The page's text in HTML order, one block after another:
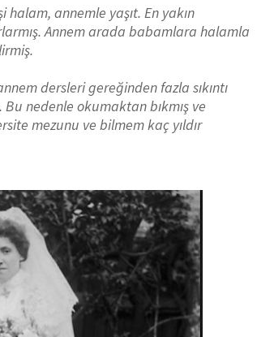
annemle yaşıt. En yakın
Annem arada babamlara halamla
dersleri gereğinden fazla sıkıntı
nedenle okumaktan bıkmış ve
mezunu ve bilmem kaç yıldır